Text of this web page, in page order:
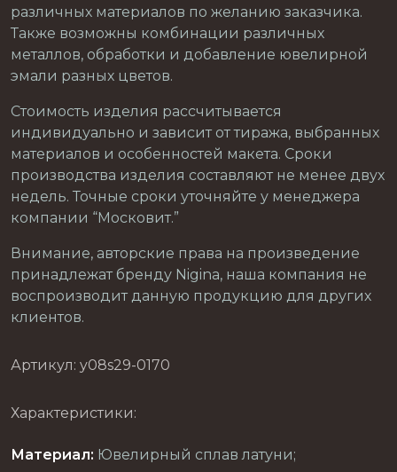
различных материалов по желанию заказчика.
Также возможны комбинации различных
металлов, обработки и добавление ювелирной
эмали разных цветов.
Стоимость изделия рассчитывается
индивидуально и зависит от тиража, выбранных
материалов и особенностей макета. Сроки
производства изделия составляют не менее двух
недель. Точные сроки уточняйте у менеджера
компании “Московит.”
Внимание, авторские права на произведение
принадлежат бренду Nigina, наша компания не
воспроизводит данную продукцию для других
клиентов.
Артикул: y08s29-0170
Характеристики:
Материал: Ювелирный сплав латуни;